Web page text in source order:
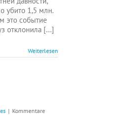
убито 1,5 млн.
это событие
отклонила [...]
Weiterlesen
| Kommentare